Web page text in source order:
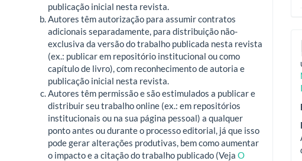
publicação inicial nesta revista.
Autores têm autorização para assumir contratos
adicionais separadamente, para distribuição não-
exclusiva da versão do trabalho publicada nesta revista
(ex.: publicar em repositório institucional ou como
capítulo de livro), com reconhecimento de autoria e
publicação inicial nesta revista.
Autores têm permissão e são estimulados a publicar e
distribuir seu trabalho online (ex.: em repositórios
institucionais ou na sua página pessoal) a qualquer
ponto antes ou durante o processo editorial, já que isso
pode gerar alterações produtivas, bem como aumentar
o impacto e a citação do trabalho publicado (VejaO